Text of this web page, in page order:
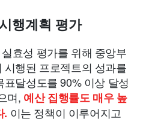
행계획 평가
효성 평가를 위해 중앙부
행된 프로젝트의 성과를
달성도를 90% 이상 달성
며, 예산 집행률도 매우 높
. 이는 정책이 이루어지고